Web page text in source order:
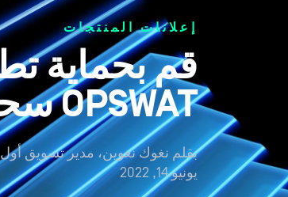
إعلانات المنتجات
OPSWAT سحابة Security for Salesforce
بقلم نغوك نغوين، مدير تسويق أول
يونيو 14, 2022